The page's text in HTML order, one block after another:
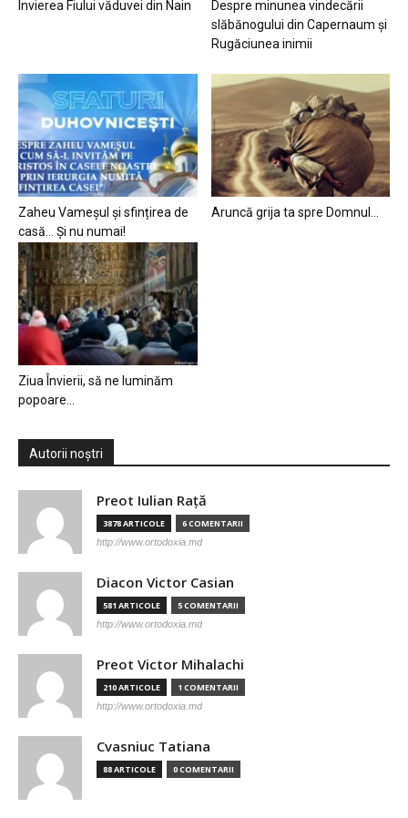
Învierea Fiului văduvei din Nain
Despre minunea vindecării
slăbănogului din Capernaum și
Rugăciunea inimii
Zaheu Vameșul și sfințirea de
casă… Și nu numai!
Aruncă grija ta spre Domnul…
Ziua Învierii, să ne luminăm
popoare…
Autorii noștri
Preot Iulian Raţă
3878 ARTICOLE 6 COMENTARII
http://www.ortodoxia.md
Diacon Victor Casian
581 ARTICOLE 5 COMENTARII
http://www.ortodoxia.md
Preot Victor Mihalachi
210 ARTICOLE 1 COMENTARII
http://www.ortodoxia.md
Cvasniuc Tatiana
88 ARTICOLE 0 COMENTARII